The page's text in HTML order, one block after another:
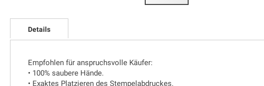
Anfang
Bildgalerie
Details
Empfohlen für anspruchsvolle Käufer:
• 100% saubere Hände.
• Exaktes Platzieren des Stempelabdruckes.